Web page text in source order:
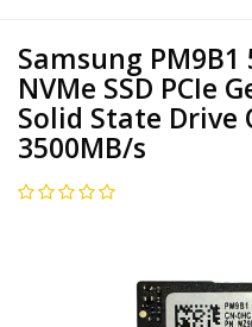
Samsung PM9B1
NVMe SSD PCIe
Solid State Drive
3500MB/s